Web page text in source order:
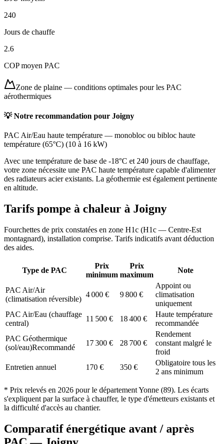
240
Jours de chauffe
2.6
COP moyen PAC
Zone de plaine — conditions optimales pour les PAC
aérothermiques
💡 Notre recommandation pour Joigny
PAC Air/Eau haute température — monobloc ou bibloc haute
température (65°C) (10 à 16 kW)
Avec une température de base de -18°C et 240 jours de chauffage,
votre zone nécessite une PAC haute température capable d'alimenter
des radiateurs acier existants. La géothermie est également pertinente
en altitude.
Tarifs pompe à chaleur à Joigny
Fourchettes de prix constatées en zone H1c (H1c — Centre-Est
montagnard), installation comprise. Tarifs indicatifs avant déduction
des aides.
Type de PAC
Prix
minimum
Prix
maximum
Note
PAC Air/Air
(climatisation réversible)
4 000 € 9 800 €
Appoint ou
climatisation
uniquement
PAC Air/Eau (chauffage
central)
11 500 € 18 400 €
Haute température
recommandée
PAC Géothermique
(sol/eau)Recommandé
17 300 € 28 700 €
Rendement
constant malgré le
froid
Entretien annuel
170 € 350 €
Obligatoire tous les
2 ans minimum
* Prix relevés en 2026 pour le départementYonne (89). Les écarts
s'expliquent par la surface à chauffer, le type d'émetteurs existants et
la difficulté d'accès au chantier.
Comparatif énergétique avant / après